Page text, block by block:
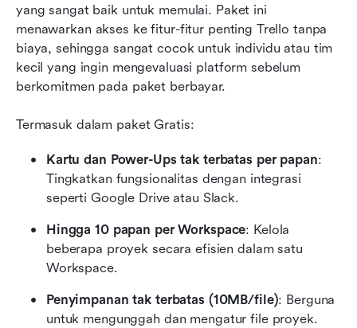
yang sangat baik untuk memulai. Paket ini
menawarkan akses ke fitur-fitur penting Trello tanpa
biaya, sehingga sangat cocok untuk individu atau tim
kecil yang ingin mengevaluasi platform sebelum
berkomitmen pada paket berbayar.
Termasuk dalam paket Gratis:
Kartu dan Power-Ups tak terbatas per papan:
Tingkatkan fungsionalitas dengan integrasi
seperti Google Drive atau Slack.
Hingga 10 papan per Workspace: Kelola
beberapa proyek secara efisien dalam satu
Workspace.
Penyimpanan tak terbatas (10MB/file): Berguna
untuk mengunggah dan mengatur file proyek.